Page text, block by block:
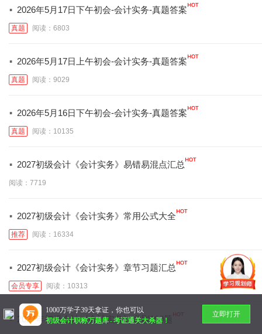
· 2026年5月17日下午初会-会计实务-真题答案
真题 阅读：6803
· 2026年5月17日上午初会-会计实务-真题答案
真题 阅读：9029
· 2026年5月16日下午初会-会计实务-真题答案
真题 阅读：10135
· 2027初级会计《会计实务》易错易混点汇总
阅读：7719
· 2027初级会计《会计实务》常用公式大全
推荐 阅读：16334
· 2027初级会计《会计实务》章节习题汇总
会员专享 阅读：10313
· 2027年初级会计《会计实务》必刷100题
1000万学子39天拿证，你也可以
初级会计职称万题库-考证通关大杀器！
立即打开